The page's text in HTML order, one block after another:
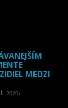
MEDZI
2020)